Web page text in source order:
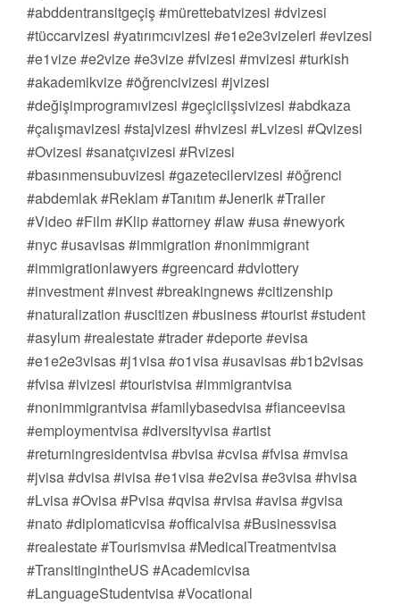
#abddentransitgeçiş #mürettebatvizesi #dvizesi
#tüccarvizesi #yatırımcıvizesi #e1e2e3vizeleri #evizesi
#e1vize #e2vize #e3vize #fvizesi #mvizesi #turkish
#akademikvize #öğrencivizesi #jvizesi
#değişimprogramıvizesi #geçiciişsivizesi #abdkaza
#çalışmavizesi #stajvizesi #hvizesi #Lvizesi #Qvizesi
#Ovizesi #sanatçıvizesi #Rvizesi
#basınmensubuvizesi #gazetecilervizesi #öğrenci
#abdemlak #Reklam #Tanıtım #Jenerik #Trailer
#Video #Film #Klip #attorney #law #usa #newyork
#nyc #usavisas #immigration #nonimmigrant
#immigrationlawyers #greencard #dvlottery
#investment #invest #breakingnews #citizenship
#naturalization #uscitizen #business #tourist #student
#asylum #realestate #trader #deporte #evisa
#e1e2e3visas #j1visa #o1visa #usavisas #b1b2visas
#fvisa #ivizesi #touristvisa #immigrantvisa
#nonimmigrantvisa #familybasedvisa #fianceevisa
#employmentvisa #diversityvisa #artist
#returningresidentvisa #bvisa #cvisa #fvisa #mvisa
#jvisa #dvisa #ivisa #e1visa #e2visa #e3visa #hvisa
#Lvisa #Ovisa #Pvisa #qvisa #rvisa #avisa #gvisa
#nato #diplomaticvisa #officalvisa #Businessvisa
#realestate #Tourismvisa #MedicalTreatmentvisa
#TransitingintheUS #Academicvisa
#LanguageStudentvisa #Vocational